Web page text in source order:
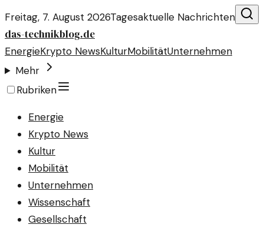
Freitag, 7. August 2026Tagesaktuelle Nachrichten
das-technikblog.de
EnergieKrypto NewsKulturMobilitätUnternehmen
Mehr
Rubriken
Energie
Krypto News
Kultur
Mobilität
Unternehmen
Wissenschaft
Gesellschaft